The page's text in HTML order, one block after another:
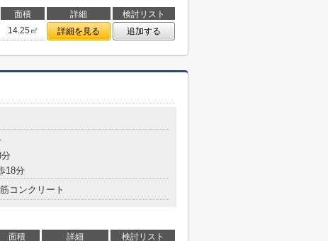
面積 詳細
検討リスト
14.25㎡ 詳細を見る 追加する
18分
コンクリート
面積 詳細
検討リスト